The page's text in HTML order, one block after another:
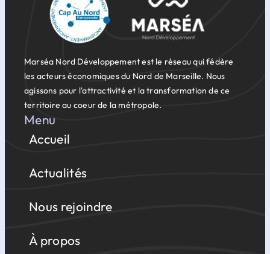
Marséa Nord Développement est le réseau qui fédère
les acteurs économiques du Nord de Marseille. Nous
agissons pour l'attractivité et la transformation de ce
territoire au coeur de la métropole.
Menu
Accueil
Actualités
Nous rejoindre
À propos